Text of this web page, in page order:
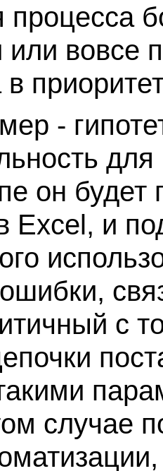
процесса
или вовсе
-
он будет
Excel, и
с
случае